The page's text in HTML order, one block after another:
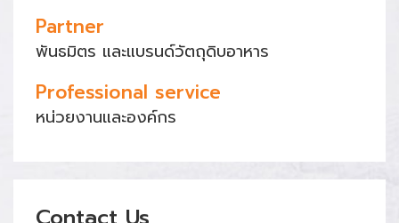
Partner
พันธมิตร และแบรนด์วัตถุดิบอาหาร
Professional service
หน่วยงานและองค์กร